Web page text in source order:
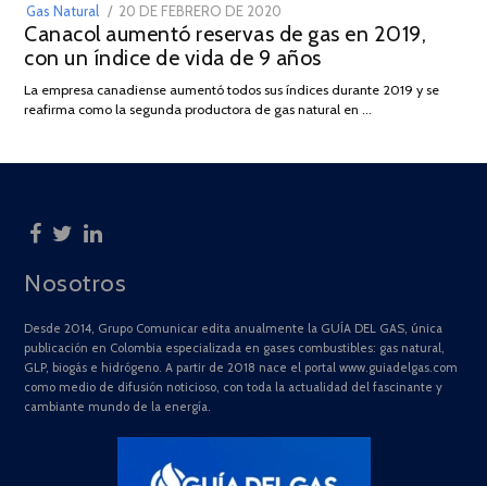
Gas Natural
POSTED
ON
20 DE FEBRERO DE 2020
DE
JULIO
2025
Canacol aumentó reservas de gas en 2019,
con un índice de vida de 9 años
La empresa canadiense aumentó todos sus índices durante 2019 y se
reafirma como la segunda productora de gas natural en …
Nosotros
Desde 2014, Grupo Comunicar edita anualmente la GUÍA DEL GAS, única
publicación en Colombia especializada en gases combustibles: gas natural,
GLP, biogás e hidrógeno. A partir de 2018 nace el portal www.guiadelgas.com
como medio de difusión noticioso, con toda la actualidad del fascinante y
cambiante mundo de la energía.